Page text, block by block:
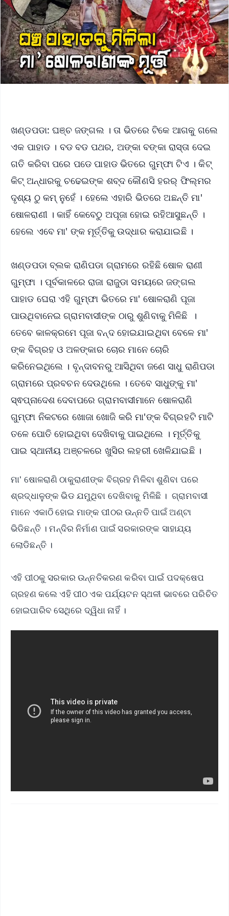
ଖଣ୍ଡପଡା: ଘଞ୍ଚ ଜଙ୍ଗଲ । ତା ଭିତରେ ଟିକେ ଆଗକୁ ଗଲେ
ଏକ ପାହାଡ । ବଡ ବଡ ପଥର, ଅଙ୍କା ବଙ୍କା ରାସ୍ତା ଦେଇ
ଗତି କରିବା ପରେ ପଡେ ପାହାଡ ଭିତରେ ଗୁମ୍ଫା ଟିଏ । କିଟ୍
କିଟ୍ ଅନ୍ଧାରକୁ ଚଢେଇଙ୍କ ଶବ୍ଦ କୌଣସି ହରର୍ ଫିଲ୍ମର
ଦୃଶ୍ୟ ଠୁ କମ୍ ନୁହେଁ । ହେଲେ ଏହାରି ଭିତରେ ଅଛନ୍ତି ମା'
ଷୋଳରାଣୀ । କାହିଁ କେବେଠୁ ଅପୂଜା ହୋଇ ରହିଆସୁଛନ୍ତି ।
ହେଲେ ଏବେ ମା' ଙ୍କ ମୂର୍ତ୍ତିକୁ ଉଦ୍ଧାର କରାଯାଇଛି ।
ଖଣ୍ଡପଡା ବ୍ଲକ ରାଣିପଡା ଗ୍ରାମରେ ରହିଛି ଷୋଳ ରାଣୀ
ଗୁମ୍ଫା । ପୂର୍ବକାଳରେ ରାଜା ରାଜୁଡା ସମୟରେ ଜଙ୍ଗଲ
ପାହାଡ ଘେରା ଏହି ଗୁମ୍ଫା ଭିତରେ ମା' ଷୋଳରାଣି ପୂଜା
ପାଉଥିବାନେଇ ଗ୍ରାମବାସୀଙ୍କ ଠାରୁ ଶୁଣିବାକୁ ମିଳିଛି ।
ତେବେ କାଳକ୍ରମେ ପୂଜା ବନ୍ଦ ହୋଇଯାଇଥିବା ବେଳେ ମା'
ଙ୍କ ବିଗ୍ରହ ଓ ଅଳଙ୍କାର ଚୋର ମାନେ ଚୋରି
କରିନେଇଥିଲେ । ବୃନ୍ଦାବନରୁ ଆସିଥିବା ଜଣେ ସାଧୁ ରାଣିପଡା
ଗ୍ରାମରେ ପ୍ରବଚନ ଦେଉଥିଲେ । ତେବେ ସାଧୁଙ୍କୁ ମା'
ସ୍ଵପ୍ନାଦେଶ ଦେବାପରେ ଗ୍ରାମବାସୀମାନେ ଷୋଳରାଣି
ଗୁମ୍ଫା ନିକଟରେ ଖୋଜା ଖୋଜି କରି ମା'ଙ୍କ ବିଗ୍ରହଟି ମାଟି
ତଳେ ପୋତି ହୋଇଥିବା ଦେଖିବାକୁ ପାଇଥିଲେ । ମୂର୍ତ୍ତିକୁ
ପାଇ ସ୍ଥାନୀୟ ଅଞ୍ଚଳରେ ଖୁସିର ଲହରୀ ଖେଳିଯାଇଛି ।
ମା' ଷୋଳରାଣି ଠାକୁରାଣୀଙ୍କ ବିଗ୍ରହ ମିଳିବା ଶୁଣିବା ପରେ
ଶ୍ରଦ୍ଧାଳୁଙ୍କ ଭିଡ ଯମୁଥିବା ଦେଖିବାକୁ ମିଳିଛି । ଗ୍ରାମବାସୀ
ମାନେ ଏକାଠି ହୋଇ ମାଙ୍କ ପୀଠର ଉନ୍ନତି ପାଇଁ ଅଣ୍ଟା
ଭିଡିଛନ୍ତି । ମନ୍ଦିର ନିର୍ମାଣ ପାଇଁ ସରକାରଙ୍କ ସାହାଯ୍ୟ
ଲୋଡିଛନ୍ତି ।
ଏହି ପୀଠକୁ ସରକାର ଉନ୍ନତିକରଣ କରିବା ପାଇଁ ପଦକ୍ଷେପ
ଗ୍ରହଣ କଲେ ଏହି ପୀଠ ଏକ ପର୍ଯ୍ୟଟନ ସ୍ଥଳୀ ଭାବରେ ପରିଚିତ
ହୋଇପାରିବ ସେଥିରେ ଦ୍ୱିଧା ନାହିଁ ।